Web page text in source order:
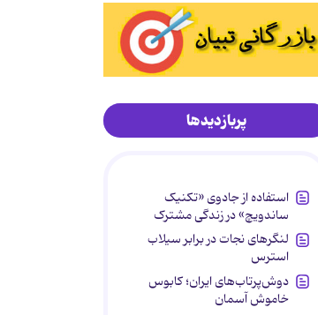
پربازدیدها
استفاده از جادوی «تکنیک
ساندویچ» در زندگی مشترک
لنگرهای نجات در برابر سیلاب
استرس
دوش‌پرتاب‌های ایران؛ کابوس
خاموش آسمان